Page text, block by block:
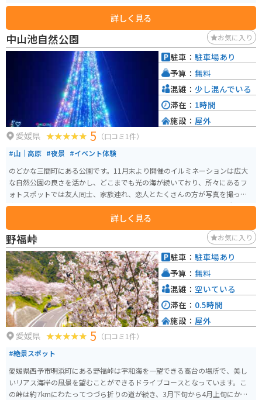
詳しく見る
中山池自然公園 お気に入り
愛媛県 5 （口コミ1件）
#山｜高原 #夜景 #イベント体験
のどかな三間町にある公園です。11月末より開催のイルミネーションは広大
な自然公園の良さを活かし、どこまでも光の海が続いており、所々にあるフ
ォトスポットでは友人同士、家族連れ、恋人とたくさんの方が写真を撮って
楽しんでいます。 山間の小さな町なので、イルミネーションの期間も大きな
混雑なくゆったりと鑑賞することができます。 自然公園というだけあって季
節の花もたくさん植えてあり、春夏秋冬それぞれ違った表情を見られるスポ
ットです。
詳しく見る
駐車： 駐車場あり
予算： 無料
混雑： 少し混んでいる
滞在： 1時間
施設： 屋外
野福峠 お気に入り
愛媛県 5 （口コミ1件）
#絶景スポット
愛媛県西予市明浜町にある野福峠は宇和海を一望できる高台の場所で、美し
いリアス海岸の風景を望むことができるドライブコースとなっています。こ
の峠は約7kmにわたってつづら折りの道が続き、3月下旬から4月上旬にかけ
駐車： 駐車場あり
予算： 無料
混雑： 空いている
滞在： 0.5時間
施設： 屋外